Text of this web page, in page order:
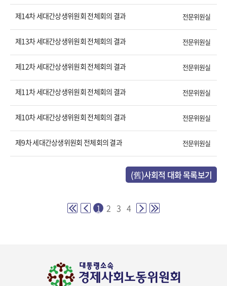
제14차 세대간상생위원회 전체회의 결과 전문위원실
제13차 세대간상생위원회 전체회의 결과 전문위원실
제12차 세대간상생위원회 전체회의 결과 전문위원실
제11차 세대간상생위원회 전체회의 결과 전문위원실
제10차 세대간상생위원회 전체회의 결과 전문위원실
제9차 세대간상생위원회 전체회의 결과 전문위원실
(舊)사회적 대화 목록보기
1 2 3 4